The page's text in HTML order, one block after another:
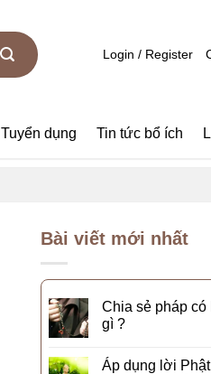
Login / Register
Tuyển dụng Tin tức bổ ích
Bài viết mới nhất
Chia sẻ pháp có
gì ?
Áp dụng lời